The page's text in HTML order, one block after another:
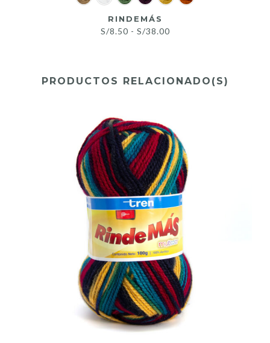
RINDEMÁS
S/8.50 - S/38.00Rango
PRODUCTOS RELACIONADO(S)